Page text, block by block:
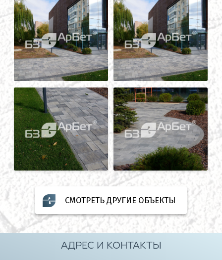
СМОТРЕТЬ ДРУГИЕ ОБЪЕКТЫ
АДРЕС И КОНТАКТЫ